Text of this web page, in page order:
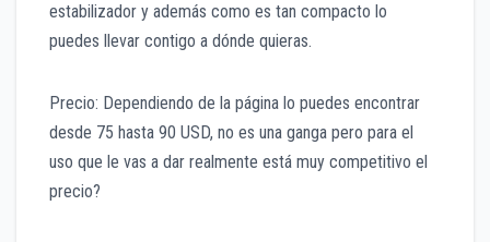
estabilizador y además como es tan compacto lo
puedes llevar contigo a dónde quieras.
Precio: Dependiendo de la página lo puedes encontrar
desde 75 hasta 90 USD, no es una ganga pero para el
uso que le vas a dar realmente está muy competitivo el
precio?